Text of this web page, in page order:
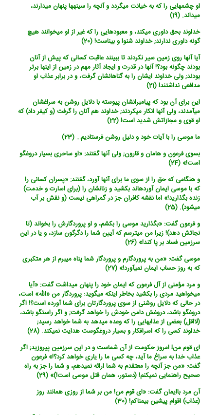
او چشمهایی را که به خیانت می‏گردد و آنچه را سینه‏ها پنهان می‏دارند،
می‏داند. (19)
خداوند بحق داوری می‏کند، و معبودهایی را که غیر از او می‏خوانند هیچ
گونه داوری ندارند; خداوند شنوا و بیناست! (20)
آیا آنها روی زمین سیر نکردند تا ببینند عاقبت کسانی که پیش از آنان
بودند چگونه بود؟! آنها در قدرت و ایجاد آثار مهم در زمین از اینها برتر
بودند; ولی خداوند ایشان را به گناهانشان گرفت، و در برابر عذاب او
مدافعی نداشتند! (21)
این برای آن بود که پیامبرانشان پیوسته با دلایل روشن به سراغشان
می‏آمدند، ولی آنها انکار می‏کردند; خداوند هم آنان را گرفت (و کیفر داد) که
او قوی و مجازاتش شدید است! (22)
ما موسی را با آیات خود و دلیل روشن فرستادیم… (23)
بسوی فرعون و هامان و قارون; ولی آنها گفتند: «او ساحری بسیار دروغگو
است!» (24)
و هنگامی که حق را از سوی ما برای آنها آورد، گفتند: «پسران کسانی را
که با موسی ایمان آورده‏اند بکشید و زنانشان را (برای اسارت و خدمت)
زنده بگذارید!» اما نقشه کافران جز در گمراهی نیست (و نقش بر آب
می‏شود). (25)
و فرعون گفت: «بگذارید موسی را بکشم، و او پروردگارش را بخواند (تا
نجاتش دهد)! زیرا من می‏ترسم که آیین شما را دگرگون سازد، و یا در این
سرزمین فساد بر پا کند!» (26)
موسی گفت: «من به پروردگارم و پروردگار شما پناه می‏برم از هر متکبری
که به روز حساب ایمان نمی‏آورد!» (27)
و مرد مؤمنی از آل فرعون که ایمان خود را پنهان می‏داشت گفت: «آیا
می‏خواهید مردی را بکشید بخاطر اینکه می‏گوید: پروردگار من «الله‏» است،
در حالی که دلایل روشنی از سوی پروردگارتان برای شما آورده است؟! اگر
دروغگو باشد، دروغش دامن خودش را خواهد گرفت; و اگر راستگو باشد،
(لااقل) بعضی از عذابهایی را که وعده می‏دهد به شما خواهد رسید;
خداوند کسی را که اسرافکار و بسیار دروغگوست هدایت نمی‏کند. (28)
ای قوم من! امروز حکومت از آن شماست و در این سرزمین پیروزید; اگر
عذاب خدا به سراغ ما آید، چه کسی ما را یاری خواهد کرد؟!» فرعون
گفت: «من جز آنچه را معتقدم به شما ارائه نمی‏دهم، و شما را جز به راه
صحیح راهنمایی نمی‏کنم! (دستور، همان قتل موسی است!)» (29)
آن مرد باایمان گفت: «ای قوم من! من بر شما از روزی همانند روز
(عذاب) اقوام پیشین بیمناکم! (30)